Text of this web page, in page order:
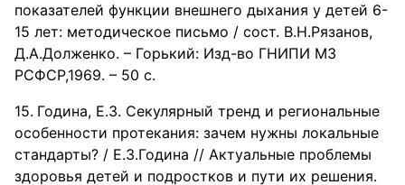
показателей функции внешнего дыхания у детей 6-
15 лет: методическое письмо / сост. В.Н.Рязанов,
Д.А.Долженко. – Горький: Изд-во ГНИПИ МЗ
РСФСР,1969. – 50 с.
Година, Е.З. Секулярный тренд и региональные
особенности протекания: зачем нужны локальные
стандарты? / Е.З.Година // Актуальные проблемы
здоровья детей и подростков и пути их решения.